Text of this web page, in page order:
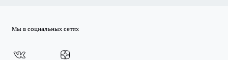
Мы в социальных сетях